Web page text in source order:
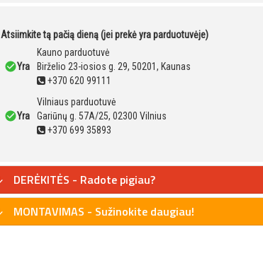
Atsiimkite tą pačią dieną (jei prekė yra parduotuvėje)
Yra
Kauno parduotuvė
Birželio 23-iosios g. 29, 50201, Kaunas
+370 620 99111
Yra
Vilniaus parduotuvė
Gariūnų g. 57A/25, 02300 Vilnius
+370 699 35893
DERĖKITĖS - Radote pigiau?
MONTAVIMAS - Sužinokite daugiau!